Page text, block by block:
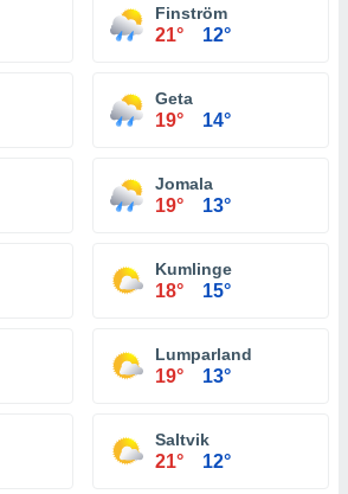
Finström
21° 12°
Geta
19° 14°
Jomala
19° 13°
Kumlinge
18° 15°
Lumparland
19° 13°
Saltvik
21° 12°